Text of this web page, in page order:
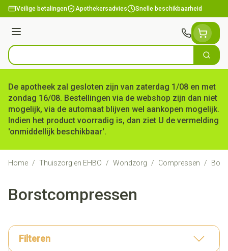
Ga naar de inhoud
Veilige betalingen Apothekersadvies Snelle beschikbaarheid
Menu
Product, merk, categorie... Zoek
De apotheek zal gesloten zijn van zaterdag 1/08 en met
zondag 16/08. Bestellingen via de webshop zijn dan niet
mogelijk, via de automaat blijven wel aankopen mogelijk.
Indien het product voorradig is, dan ziet U de vermelding
'onmiddellijk beschikbaar'.
Home / Thuiszorg en EHBO / Wondzorg / Compressen /
Borstcompressen
Filteren